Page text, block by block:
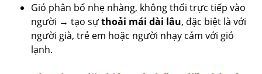
Gió phân bổ nhẹ nhàng, không thổi trực tiếp vào
người → tạo sựthoải mái dài lâu, đặc biệt là với
người già, trẻ em hoặc người nhạy cảm với gió
lạnh.